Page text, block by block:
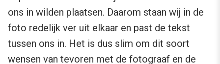
ons in wilden plaatsen. Daarom staan wij in de
foto redelijk ver uit elkaar en past de tekst
tussen ons in. Het is dus slim om dit soort
wensen van tevoren met de fotograaf en de